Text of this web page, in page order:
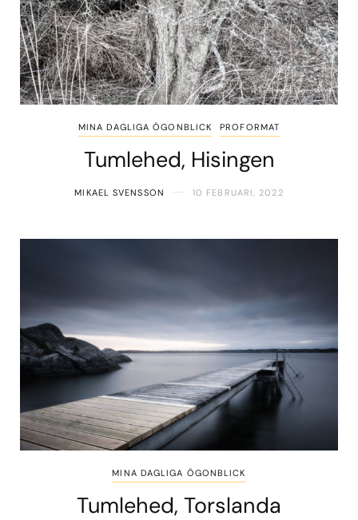
MINA DAGLIGA ÖGONBLICK PROFORMAT
Tumlehed, Hisingen
MIKAEL SVENSSON 10 FEBRUARI, 2022
MINA DAGLIGA ÖGONBLICK
Tumlehed, Torslanda